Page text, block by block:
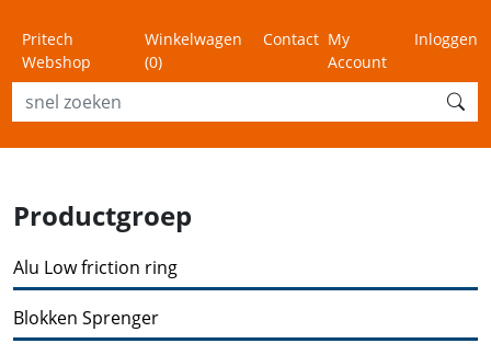
Pritech
Webshop
Winkelwagen
(0)
Contact My
Account
Inloggen
Productgroep
Alu Low friction ring
Blokken Sprenger